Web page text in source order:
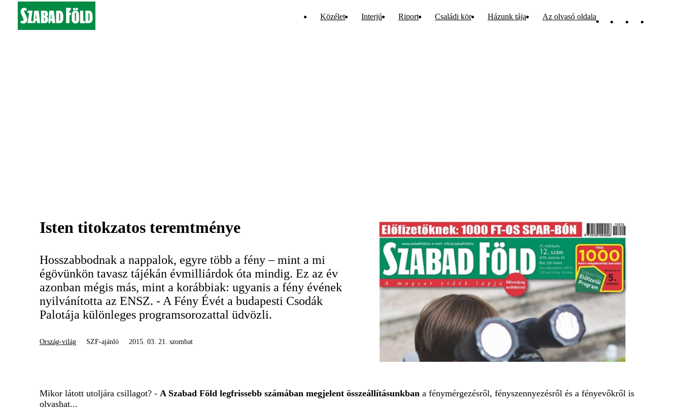
Közélet Interjú Riport Családi kör Házunk tája Az olvasó oldala
Isten titokzatos teremtménye
Hosszabbodnak a nappalok, egyre több a fény – mint a mi
égövünkön tavasz tájékán évmilliárdok óta mindig. Ez az év
azonban mégis más, mint a korábbiak: ugyanis a fény évének
nyilvánította az ENSZ. - A Fény Évét a budapesti Csodák
Palotája különleges programsorozattal üdvözli.
Ország-világ SZF-ajánló 2015. 03. 21. szombat
Mikor látott utoljára csillagot? - A Szabad Föld legfrissebb számában megjelent összeállításunkban a fénymérgezésről, fényszennyezésről és a fényevőkről is
olvashat...